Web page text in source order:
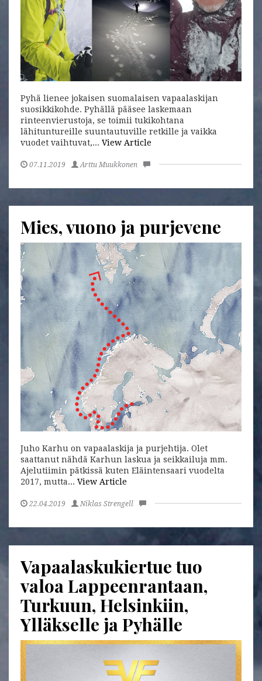
Pyhä lienee jokaisen suomalaisen vapaalaskijan
suosikkikohde. Pyhällä pääsee laskemaan
rinteenvierustoja, se toimii tukikohtana
lähituntureille suuntautuville retkille ja vaikka
vuodet vaihtuvat,... View Article
07.11.2019 Arttu Muukkonen
Mies, vuono ja purjevene
Juho Karhu on vapaalaskija ja purjehtija. Olet
saattanut nähdä Karhun laskua ja seikkailuja mm.
Ajelutiimin pätkissä kuten Eläintensaari vuodelta
2017, mutta... View Article
22.04.2019 Niklas Strengell
Vapaalaskukiertue tuo
valoa Lappeenrantaan,
Turkuun, Helsinkiin,
Ylläkselle ja Pyhälle